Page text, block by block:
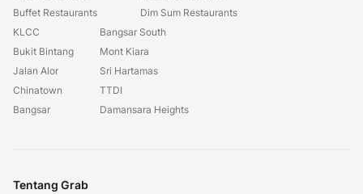
Buffet Restaurants
Dim Sum Restaurants
KLCC
Bukit Bintang
Jalan Alor
Chinatown
Bangsar
Bangsar South
Mont Kiara
Sri Hartamas
TTDI
Damansara Heights
Tentang Grab